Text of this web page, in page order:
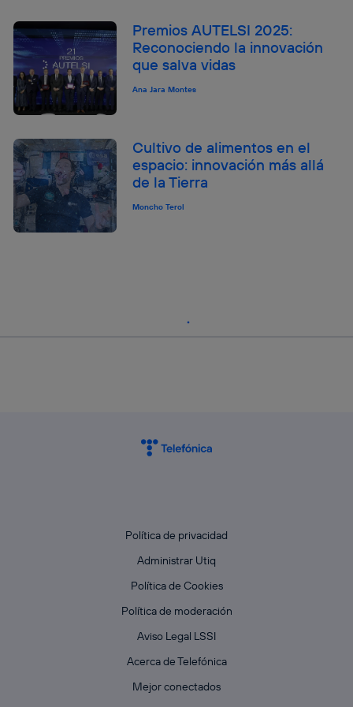
Premios AUTELSI 2025:
Reconociendo la innovación
que salva vidas
Ana Jara Montes
Cultivo de alimentos en el
espacio: innovación más allá
de la Tierra
Moncho Terol
Política de privacidad
Administrar Utiq
Política de Cookies
Política de moderación
Aviso Legal LSSI
Acerca de Telefónica
Mejor conectados